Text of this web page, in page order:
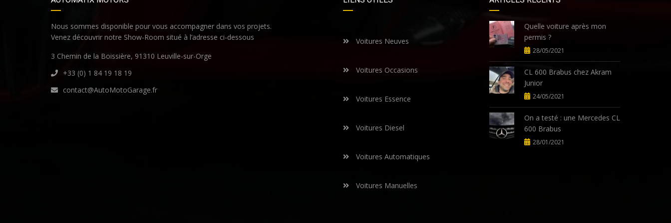
Nous sommes disponible pour vous accompagner dans vos projets.
Venez découvrir notre Show-Room situé à l’adresse ci-dessous
3 Chemin de la Boissière, 91310 Leuville-sur-Orge
+33 (0) 1 84 19 18 19
contact@AutoMotoGarage.fr
Voitures Neuves
Voitures Occasions
Voitures Essence
Voitures Diesel
Voitures Automatiques
Voitures Manuelles
Quelle voiture après mon
permis ?
28/05/2021
CL 600 Brabus chez Akram
Junior
24/05/2021
On a testé : une Mercedes CL
600 Brabus
28/01/2021